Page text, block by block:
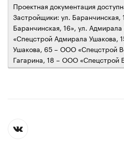
Проектная документация
Застройщики: ул.
Баранчинская, 16», ул.
«Спецстрой Адмирала Ушакова,
Ушакова, 65 – ООО «Спецстрой
Гагарина, 18 – ООО «Спецстрой